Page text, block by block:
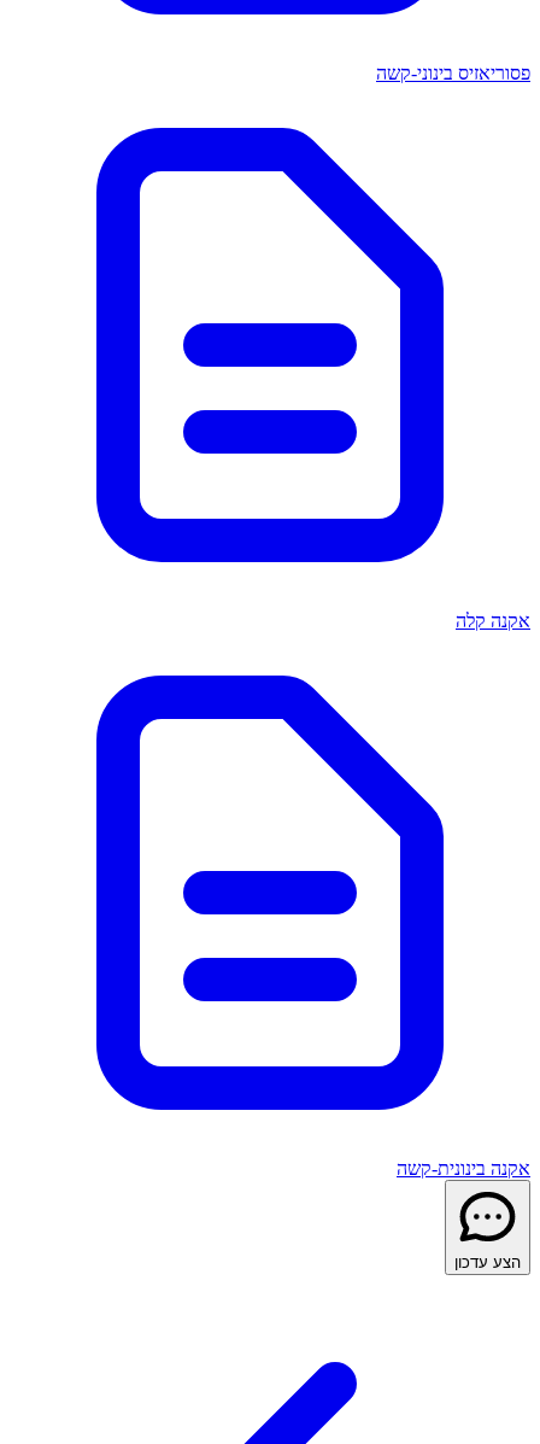
פסוריאזיס בינוני-קשה
אקנה קלה
אקנה בינונית-קשה
הצע עדכון